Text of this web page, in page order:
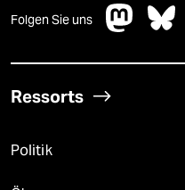
Folgen Sie uns
Ressorts
Politik